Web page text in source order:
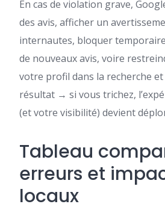
En cas de violation grave,
des avis, afficher un
internautes, bloquer
de nouveaux avis, voire
votre profil dans la recherche
résultat → si vous trichez,
(et votre visibilité) devient
Tableau
erreurs et
locaux